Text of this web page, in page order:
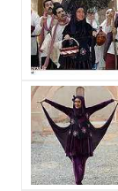
شد و با
صحنه رفت. این
و دغدغه‌ای کاملاً
طلا» آقای
برایم خیلی جدی
روی صحنه باشم
به مدرسه